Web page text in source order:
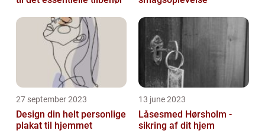
27 september 2023
Design din helt personlige
plakat til hjemmet
13 june 2023
Låsesmed Hørsholm -
sikring af dit hjem